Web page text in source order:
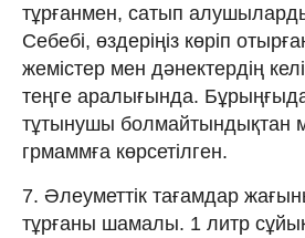
тұрғанмен, сатып
Себебі, өздеріңіз көріп
жемістер мен дәнектердің
теңге аралығында.
тұтынушы болмайтындықтан
грмаммға көрсетілген.
7. Әлеуметтік тағамдар
тұрғаны шамалы. 1 литр